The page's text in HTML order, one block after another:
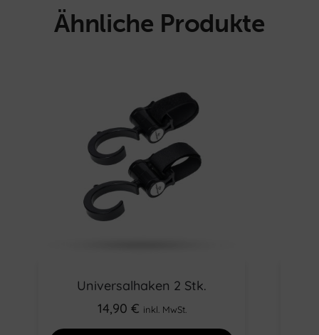
Ähnliche Produkte
Universalhaken 2 Stk.
14,90 € inkl. MwSt.